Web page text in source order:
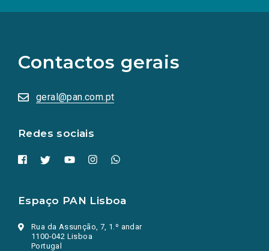
Contactos gerais
geral@pan.com.pt
Redes sociais
redes
sociais
numa
nova
Espaço PAN Lisboa
Rua da Assunção, 7, 1.º andar
1100-042 Lisboa
Portugal